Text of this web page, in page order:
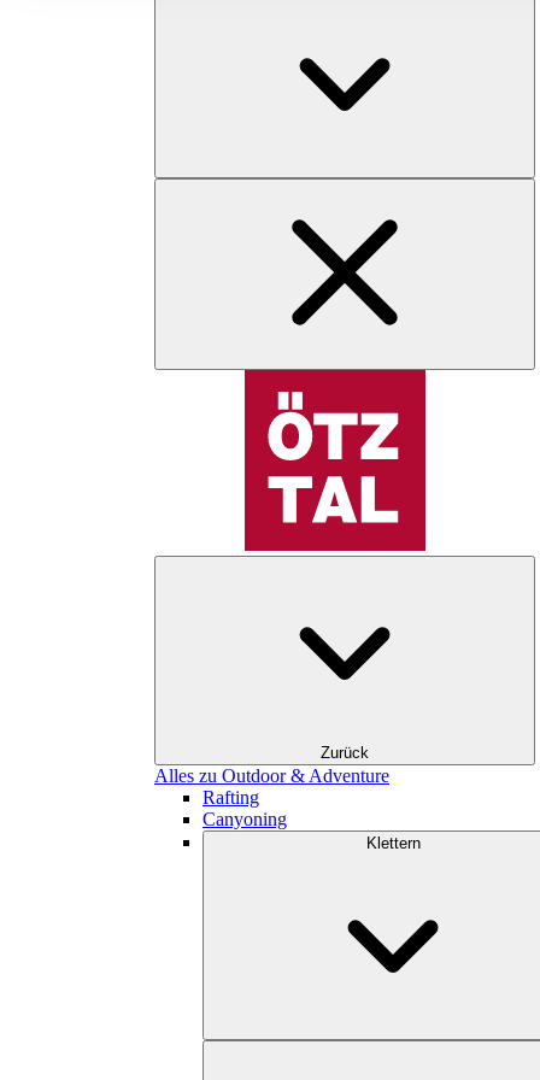
Zurück
Alles zu Outdoor & Adventure
Rafting
Canyoning
Klettern